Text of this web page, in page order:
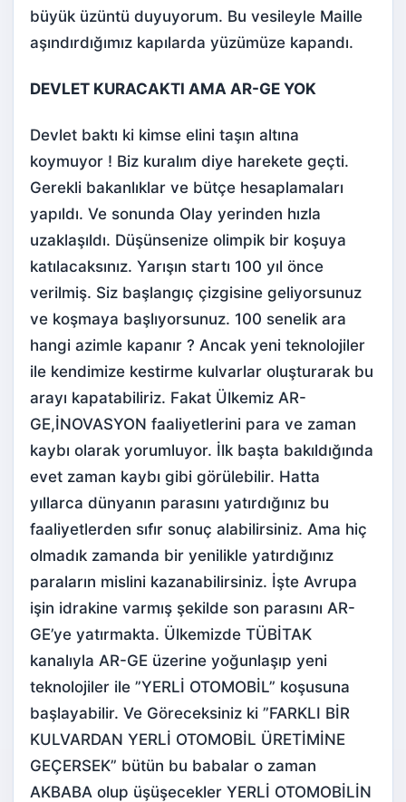
büyük üzüntü duyuyorum. Bu vesileyle Maille
aşındırdığımız kapılarda yüzümüze kapandı.
DEVLET KURACAKTI AMA AR-GE YOK
Devlet baktı ki kimse elini taşın altına
koymuyor ! Biz kuralım diye harekete geçti.
Gerekli bakanlıklar ve bütçe hesaplamaları
yapıldı. Ve sonunda Olay yerinden hızla
uzaklaşıldı. Düşünsenize olimpik bir koşuya
katılacaksınız. Yarışın startı 100 yıl önce
verilmiş. Siz başlangıç çizgisine geliyorsunuz
ve koşmaya başlıyorsunuz. 100 senelik ara
hangi azimle kapanır ? Ancak yeni teknolojiler
ile kendimize kestirme kulvarlar oluşturarak bu
arayı kapatabiliriz. Fakat Ülkemiz AR-
GE,İNOVASYON faaliyetlerini para ve zaman
kaybı olarak yorumluyor. İlk başta bakıldığında
evet zaman kaybı gibi görülebilir. Hatta
yıllarca dünyanın parasını yatırdığınız bu
faaliyetlerden sıfır sonuç alabilirsiniz. Ama hiç
olmadık zamanda bir yenilikle yatırdığınız
paraların mislini kazanabilirsiniz. İşte Avrupa
işin idrakine varmış şekilde son parasını AR-
GE’ye yatırmakta. Ülkemizde TÜBİTAK
kanalıyla AR-GE üzerine yoğunlaşıp yeni
teknolojiler ile ”YERLİ OTOMOBİL” koşusuna
başlayabilir. Ve Göreceksiniz ki ”FARKLI BİR
KULVARDAN YERLİ OTOMOBİL ÜRETİMİNE
GEÇERSEK” bütün bu babalar o zaman
AKBABA olup üşüşecekler YERLİ OTOMOBİLİN